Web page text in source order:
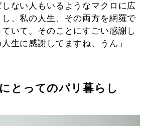
ない人もいるようなマクロに広
、私の人生、その両方を網羅で
いて。そのことにすごい感謝し
生に感謝してますね、うん」
とってのパリ暮らし